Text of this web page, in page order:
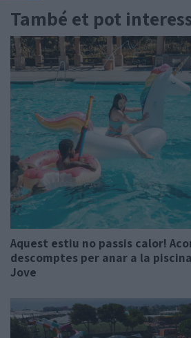
També et pot
Aquest estiu no passis calor!
descomptes per anar a la
Jove